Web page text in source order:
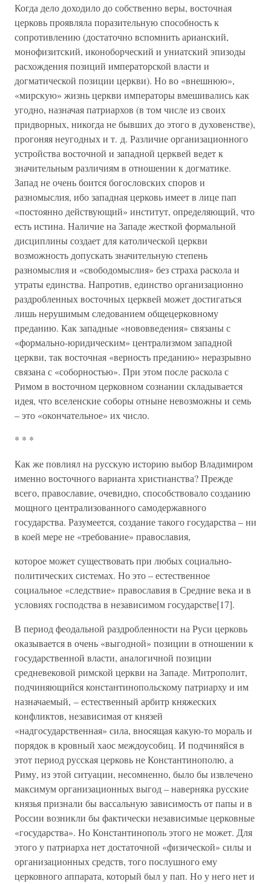
Когда дело доходило до собственно веры, восточная
церковь проявляла поразительную способность к
сопротивлению (достаточно вспомнить арианский,
монофизитский, иконоборческий и униатский эпизоды
расхождения позиций императорской власти и
догматической позиции церкви). Но во «внешнюю»,
«мирскую» жизнь церкви императоры вмешивались как
угодно, назначая патриархов (в том числе из своих
придворных, никогда не бывших до этого в духовенстве),
прогоняя неугодных и т. д. Различие организационного
устройства восточной и западной церквей ведет к
значительным различиям в отношении к догматике.
Запад не очень боится богословских споров и
разномыслия, ибо западная церковь имеет в лице пап
«постоянно действующий» институт, определяющий, что
есть истина. Наличие на Западе жесткой формальной
дисциплины создает для католической церкви
возможность допускать значительную степень
разномыслия и «свободомыслия» без страха раскола и
утраты единства. Напротив, единство организационно
раздробленных восточных церквей может достигаться
лишь нерушимым следованием общецерковному
преданию. Как западные «нововведения» связаны с
«формально-юридическим» централизмом западной
церкви, так восточная «верность преданию» неразрывно
связана с «соборностью». При этом после раскола с
Римом в восточном церковном сознании складывается
идея, что вселенские соборы отныне невозможны и семь
– это «окончательное» их число.
* * *
Как же повлиял на русскую историю выбор Владимиром
именно восточного варианта христианства? Прежде
всего, православие, очевидно, способствовало созданию
мощного централизованного самодержавного
государства. Разумеется, создание такого государства – ни
в коей мере не «требование» православия,
которое может существовать при любых социально-
политических системах. Но это – естественное
социальное «следствие» православия в Средние века и в
условиях господства в независимом государстве[17].
В период феодальной раздробленности на Руси церковь
оказывается в очень «выгодной» позиции в отношении к
государственной власти, аналогичной позиции
средневековой римской церкви на Западе. Митрополит,
подчиняющийся константинопольскому патриарху и им
назначаемый, – естественный арбитр княжеских
конфликтов, независимая от князей
«надгосударственная» сила, вносящая какую-то мораль и
порядок в кровный хаос междоусобиц. И подчиняйся в
этот период русская церковь не Константинополю, а
Риму, из этой ситуации, несомненно, было бы извлечено
максимум организационных выгод – наверняка русские
князья признали бы вассальную зависимость от папы и в
России возникли бы фактически независимые церковные
«государства». Но Константинополь этого не может. Для
этого у патриарха нет достаточной «физической» силы и
организационных средств, того послушного ему
церковного аппарата, который был у пап. Но у него нет и